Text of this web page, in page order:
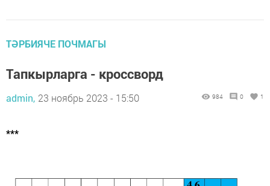
ТӘРБИЯЧЕ ПОЧМАГЫ
Тапкырларга - кроссворд
admin, 23 ноябрь 2023 - 15:50 984 0 1
***